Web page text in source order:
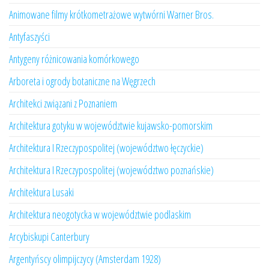
Animowane filmy krótkometrażowe wytwórni Warner Bros.
Antyfaszyści
Antygeny różnicowania komórkowego
Arboreta i ogrody botaniczne na Węgrzech
Architekci związani z Poznaniem
Architektura gotyku w województwie kujawsko-pomorskim
Architektura I Rzeczypospolitej (województwo łęczyckie)
Architektura I Rzeczypospolitej (województwo poznańskie)
Architektura Lusaki
Architektura neogotycka w województwie podlaskim
Arcybiskupi Canterbury
Argentyńscy olimpijczycy (Amsterdam 1928)